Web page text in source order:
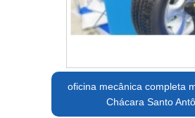
oficina mecânica completa
Chácara Santo